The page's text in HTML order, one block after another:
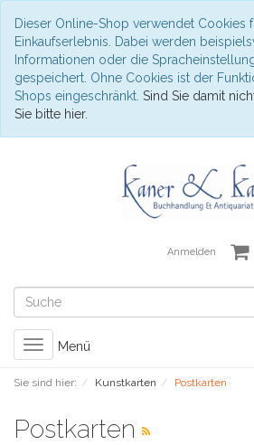
Dieser Online-Shop verwendet Cookies
Einkaufserlebnis. Dabei werden
Informationen oder die
gespeichert. Ohne Cookies ist der
Shops eingeschränkt. Sind Sie damit
Sie bitte hier.
Anmelden
Toggle
navigation
Menü
Sie sind hier: Kunstkarten Postkarten
Postkarten